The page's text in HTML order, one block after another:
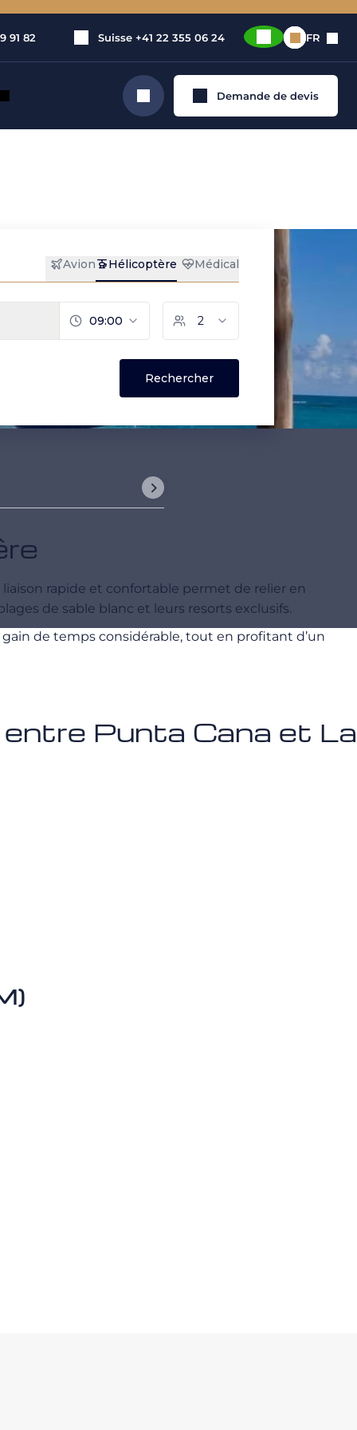
91 82 Suisse +41 22 355 06 24 FR
Rechercher Demande de devis
liaison rapide et confortable permet de relier en
de sable blanc et leurs resorts exclusifs.
de temps considérable, tout en profitant d’un
Punta Cana et La